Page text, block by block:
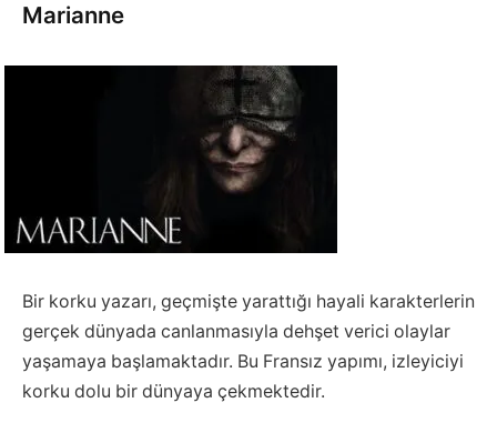
Marianne
Bir korku yazarı, geçmişte yarattığı hayali karakterlerin
gerçek dünyada canlanmasıyla dehşet verici olaylar
yaşamaya başlamaktadır. Bu Fransız yapımı, izleyiciyi
korku dolu bir dünyaya çekmektedir.